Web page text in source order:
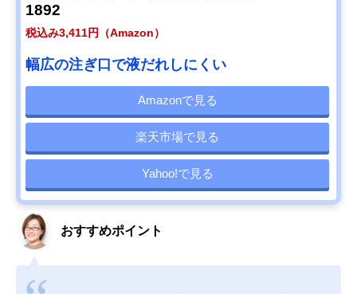
1892
税込み3,411円（Amazon）
幅広の注ぎ口で液だれしにくい
Amazonで見る
楽天市場で見る
Yahoo!で見る
おすすめポイント